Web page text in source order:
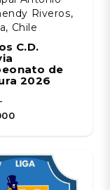
Riveros,
Chile
C.D.
de
2026